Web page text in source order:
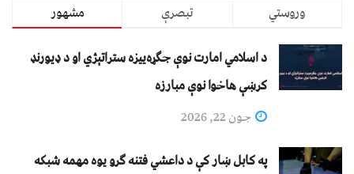
مشهور تبصرې
وروستي
د اسلامي امارت نوې جګړه‌ییزه ستراتېژي او د ډیورنډ
کرښې هاخوا نوې مبارزه
جون 22, 2026
په کابل ښار کې د داعشي فتنه ګرو يوه مهمه شبکه